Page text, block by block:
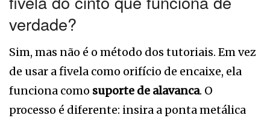
verdade?
Sim, mas não é o método dos tutoriais. Em vez
de usar a fivela como orifício de encaixe, ela
funciona como suporte de alavanca. O
processo é diferente: insira a ponta metálica